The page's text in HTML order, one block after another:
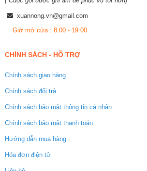
xuannong.vn@gmail.com
Giờ mở cửa : 8:00 - 19:00
CHÍNH SÁCH - HỖ TRỢ
Chính sách giao hàng
Chính sách đổi trả
Chính sách bảo mật thông tin cá nhân
Chính sách bảo mật thanh toán
Hướng dẫn mua hàng
Hóa đơn điện tử